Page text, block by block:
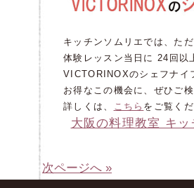
キッチンソムリエでは、た
体験レッスン当日に 24回
VICTORINOXのシェフナイ
お得なこの機会に、ぜひご
詳しくは、
こちら をご覧く
大阪の料理教室 キ
次ページへ »